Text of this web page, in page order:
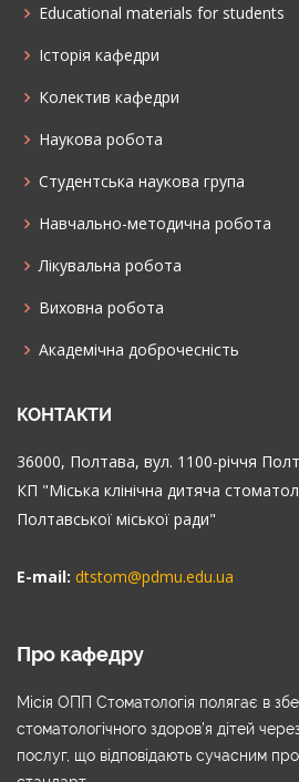
Educational materials for students
Історія кафедри
Колектив кафедри
Наукова робота
Cтудентська наукова група
Навчально-методична робота
Лікувальна робота
Виховна робота
Академічна доброчесність
КОНТАКТИ
36000, Полтава, вул. 1100-річчя
КП "Міська клінічна дитяча
Полтавської міської ради"
E-mail: dtstom@pdmu.edu.ua
Про кафедру
Місія ОПП Стоматологія полягає в
стоматологічного здоров’я дітей
послуг, що відповідають сучасним